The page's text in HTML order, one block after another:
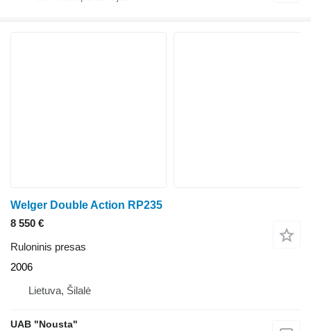
Welger Double Action RP235
8 550 €
Ruloninis presas
2006
Lietuva, Šilalė
UAB "Nousta"